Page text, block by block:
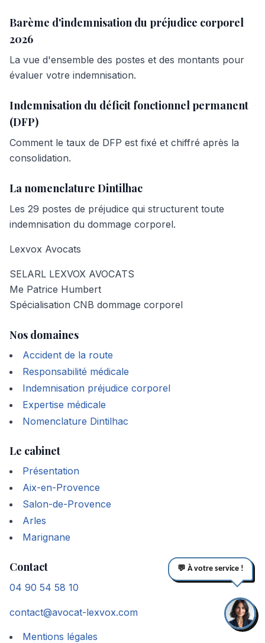
Barème d'indemnisation du préjudice corporel
2026
La vue d'ensemble des postes et des montants pour
évaluer votre indemnisation.
Indemnisation du déficit fonctionnel permanent
(DFP)
Comment le taux de DFP est fixé et chiffré après la
consolidation.
La nomenclature Dintilhac
Les 29 postes de préjudice qui structurent toute
indemnisation du dommage corporel.
Lexvox Avocats
SELARL LEXVOX AVOCATS
Me Patrice Humbert
Spécialisation CNB dommage corporel
Nos domaines
Accident de la route
Responsabilité médicale
Indemnisation préjudice corporel
Expertise médicale
Nomenclature Dintilhac
Le cabinet
Présentation
Aix-en-Provence
Salon-de-Provence
Arles
Marignane
Contact
04 90 54 58 10
contact@avocat-lexvox.com
Mentions légales
💬 À votre service !